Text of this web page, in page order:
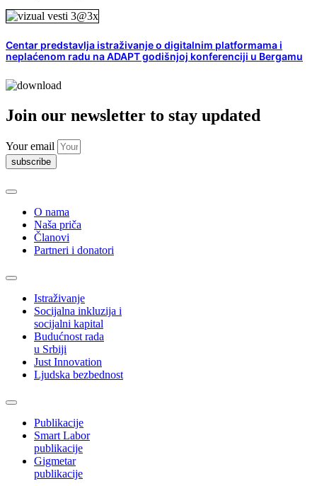
Centar predstavlja istraživanje o digitalnim platformama i
neplaćenom radu na ADAPT godišnjoj konferenciji u Bergamu
Join our newsletter to stay updated
Your email
subscribe
O nama
Naša priča
Članovi
Partneri i donatori
Istraživanje
Socijalna inkluzija i
socijalni kapital
Budućnost rada
u Srbiji
Just Innovation
Ljudska bezbednost
Publikacije
Smart Labor
publikacije
Gigmetar
publikacije